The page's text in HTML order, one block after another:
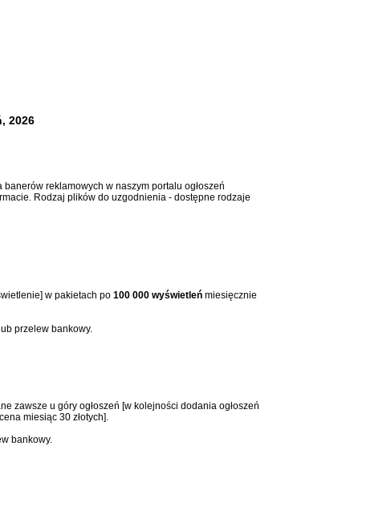
2026
reklamowych w naszym portalu ogłoszeń
Rodzaj plików do uzgodnienia - dostępne rodzaje
w pakietach po 100 000 wyświetleń miesięcznie
przelew bankowy.
zawsze u góry ogłoszeń [w kolejności dodania ogłoszeń
miesiąc 30 złotych].
bankowy.